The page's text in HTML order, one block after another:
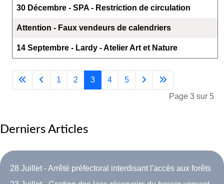
30 Décembre - SPA - Restriction de circulation
Attention - Faux vendeurs de calendriers
14 Septembre - Lardy - Atelier Art et Nature
Page 3 sur 5
1 2 3 4 5
Derniers Articles
28 Juillet - Arrêté préfectoral interdisant l'accès aux forêts